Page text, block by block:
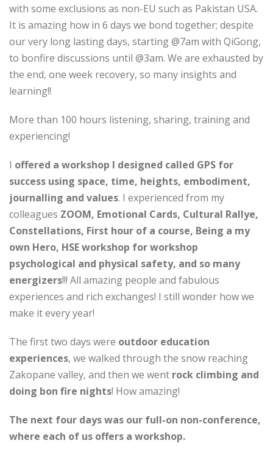
with some exclusions as non-EU such as Pakistan USA.
It is amazing how in 6 days we bond together; despite
our very long lasting days, starting @7am with QiGong,
to bonfire discussions until @3am. We are exhausted by
the end, one week recovery, so many insights and
learning!!
More than 100 hours listening, sharing, training and
experiencing!
I offered a workshop I designed called GPS for
success using space, time, heights, embodiment,
journalling and values. I experienced from my
colleagues ZOOM, Emotional Cards, Cultural Rallye,
Constellations, First hour of a course, Being a my
own Hero, HSE workshop for workshop
psychological and physical safety, and so many
energizers!!! All amazing people and fabulous
experiences and rich exchanges! I still wonder how we
make it every year!
The first two days were outdoor education
experiences, we walked through the snow reaching
Zakopane valley, and then we went rock climbing and
doing bon fire nights! How amazing!
The next four days was our full-on non-conference,
where each of us offers a workshop.